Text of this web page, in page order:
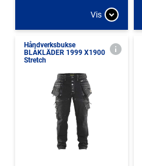
Vis
Håndverksbukse
BLÅKLÄDER 1999 X1900
Stretch